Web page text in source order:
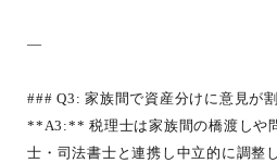
—
### Q3: 家族間で資産分けに意見が
**A3:** 税理士は家族間の橋渡しや
士・司法書士と連携し中立的に調整